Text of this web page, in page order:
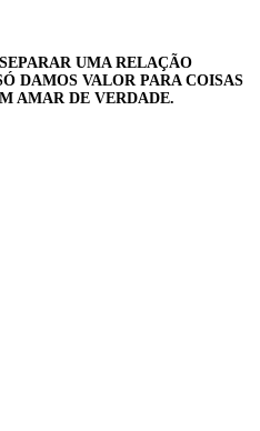
UMA RELAÇÃO
DAMOS VALOR PARA COISAS
AMAR DE VERDADE.